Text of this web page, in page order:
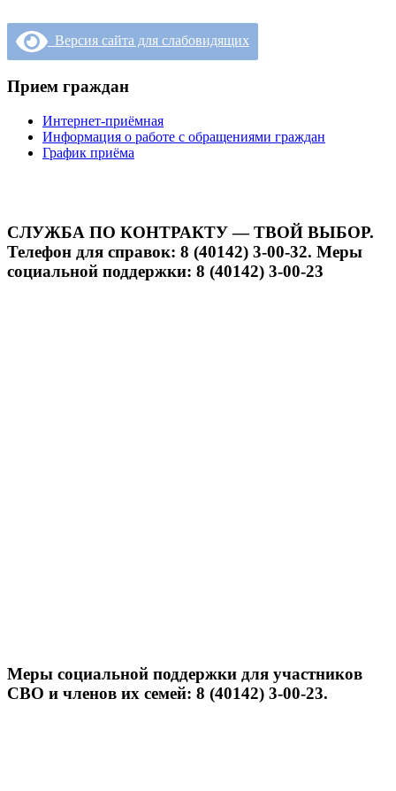
Версия сайта для слабовидящих
Прием граждан
Интернет-приёмная
Информация о работе с обращениями граждан
График приёма
СЛУЖБА ПО КОНТРАКТУ — ТВОЙ ВЫБОР.
Телефон для справок: 8 (40142) 3-00-32. Меры
социальной поддержки: 8 (40142) 3-00-23
Меры социальной поддержки для участников
СВО и членов их семей: 8 (40142) 3-00-23.